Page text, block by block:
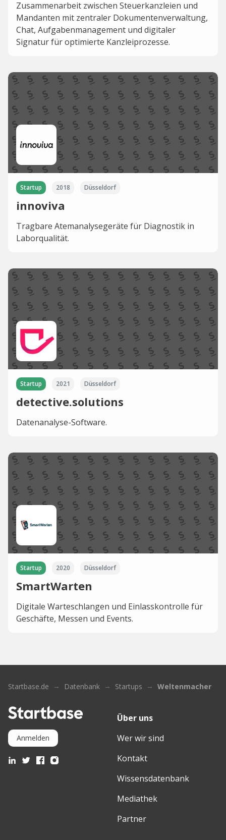
Zusammenarbeit zwischen Steuerkanzleien und
Mandanten mit zentraler Dokumentenverwaltung,
Chat, Aufgabenmanagement und digitaler
Signatur für optimierte Kanzleiprozesse.
Startup 2018 Düsseldorf
innoviva
Tragbare Atemanalysegeräte für Diagnostik in
Laborqualität.
Startup 2021 Düsseldorf
detective.solutions
Datenanalyse-Software.
Startup 2020 Düsseldorf
SmartWarten
Digitale Warteschlangen und Einlasskontrolle für
Geschäfte, Messen und Events.
Startbase.de Datenbank Startups Weltenmacher
Anmelden
Über uns
Wer wir sind
Kontakt
Wissensdatenbank
Mediathek
Partner